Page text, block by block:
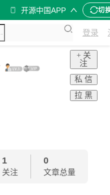
开源中国APP 切
登录
+ 关
注
私 信
拉 黑
1
关注
0
文章总量